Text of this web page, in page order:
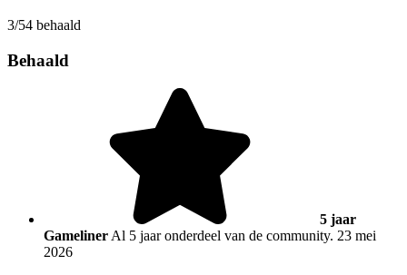
3/54 behaald
Behaald
5 jaar
Gameliner Al 5 jaar onderdeel van de community. 23 mei
2026